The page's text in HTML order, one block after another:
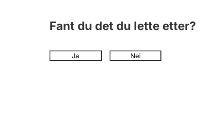
Fant du det du lette etter?
Ja Nei